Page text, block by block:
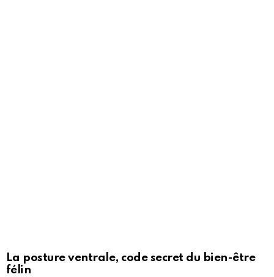
La posture ventrale, code secret du bien-être
félin